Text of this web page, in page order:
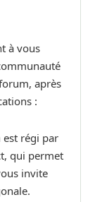
à vous
après
:
est régi par
qui permet
invite